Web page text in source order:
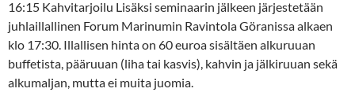
16:15 Kahvitarjoilu Lisäksi seminaarin jälkeen järjestetään
juhlaillallinen Forum Marinumin Ravintola Göranissa alkaen
klo 17:30. Illallisen hinta on 60 euroa sisältäen alkuruuan
buffetista, pääruuan (liha tai kasvis), kahvin ja jälkiruuan sekä
alkumaljan, mutta ei muita juomia.